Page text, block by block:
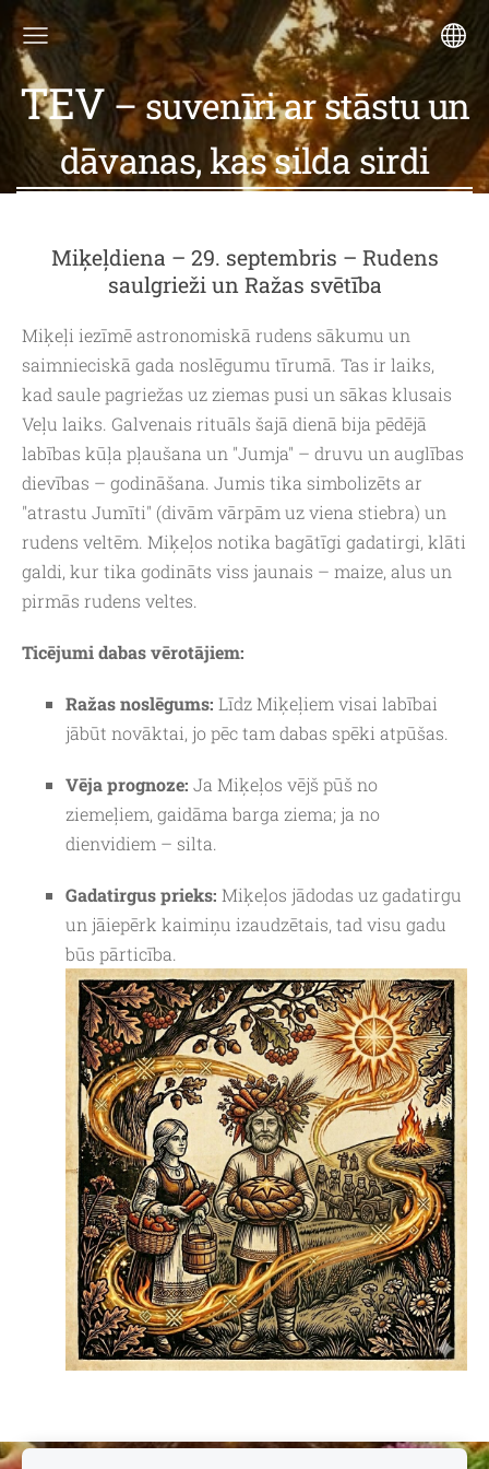
TEV– suvenīri ar stāstu un
dāvanas, kas silda sirdi
Miķeļdiena – 29. septembris – Rudens
saulgrieži un Ražas svētība
Miķeļi iezīmē astronomiskā rudens sākumu un
saimnieciskā gada noslēgumu tīrumā. Tas ir laiks,
kad saule pagriežas uz ziemas pusi un sākas klusais
Veļu laiks. Galvenais rituāls šajā dienā bija pēdējā
labības kūļa pļaušana un "Jumja" – druvu un auglības
dievības – godināšana. Jumis tika simbolizēts ar
"atrastu Jumīti" (divām vārpām uz viena stiebra) un
rudens veltēm. Miķeļos notika bagātīgi gadatirgi, klāti
galdi, kur tika godināts viss jaunais – maize, alus un
pirmās rudens veltes.
Ticējumi dabas vērotājiem:
Ražas noslēgums: Līdz Miķeļiem visai labībai
jābūt novāktai, jo pēc tam dabas spēki atpūšas.
Vēja prognoze: Ja Miķeļos vējš pūš no
ziemeļiem, gaidāma barga ziema; ja no
dienvidiem – silta.
Gadatirgus prieks: Miķeļos jādodas uz gadatirgu
un jāiepērk kaimiņu izaudzētais, tad visu gadu
būs pārticība.